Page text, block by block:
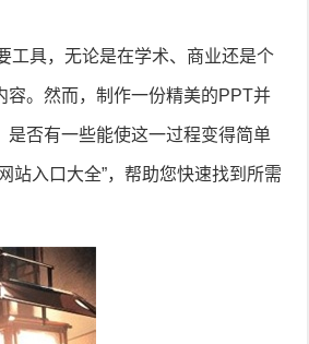
工具，无论是在学术、商业还是个
容。然而，制作一份精美的PPT并
否有一些能使这一过程变得简单
站入口大全”，帮助您快速找到所需